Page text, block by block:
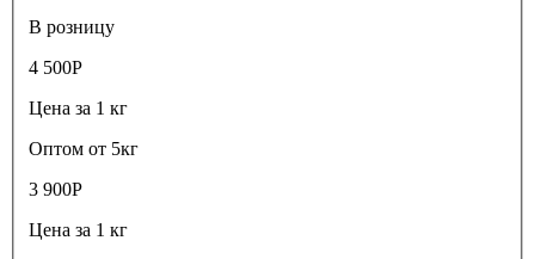
В розницу
4 500Р
Цена за 1 кг
Оптом от 5кг
3 900Р
Цена за 1 кг